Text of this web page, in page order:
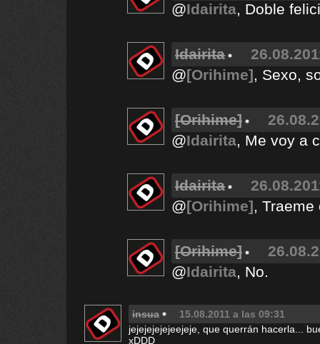
@Idairita, Doble
Idairita
@[Orihime], Sexo,
[Orihime]
@Idairita, Me voy a
Idairita
@[Orihime], Traeme
[Orihime]
@Idairita, No.
insua
15.08.2011 a las 09:31
jejejejejejeejeje, que querrán hacerla...
xDDD